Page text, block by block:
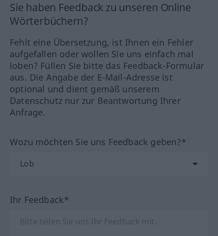
Sie haben Feedback zu unseren Online
Wörterbüchern?
Fehlt eine Übersetzung, ist Ihnen ein Fehler
aufgefallen oder wollen Sie uns einfach mal
loben? Füllen Sie bitte das Feedback-Formular
aus. Die Angabe der E-Mail-Adresse ist
optional und dient gemäß unserem
Datenschutz nur zur Beantwortung Ihrer
Anfrage.
Wozu möchten Sie uns Feedback geben?*
Ihr Feedback*